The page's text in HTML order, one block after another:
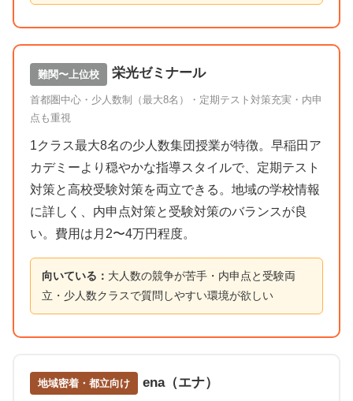
難関〜上位校 栄光ゼミナール
首都圏中心・少人数制（最大8名）・定期テスト対策充実・内申
点も重視
1クラス最大8名の少人数集団授業が特徴。早稲田ア
カデミーより穏やかな指導スタイルで、定期テスト
対策と高校受験対策を両立できる。地域の学校情報
に詳しく、内申点対策と受験対策のバランスが良
い。費用は月2〜4万円程度。
向いている： 大人数の競争が苦手・内申点と受験両
立・少人数クラスで質問しやすい環境が欲しい
地域密着・都立向け ena（エナ）